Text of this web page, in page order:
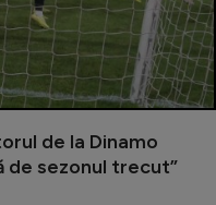
de la Dinamo
de sezonul trecut”